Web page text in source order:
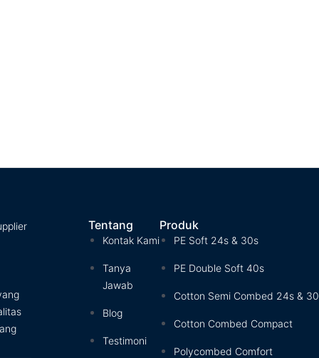
Tentang
Kontak Kami
Tanya
Jawab
Blog
Testimoni
Produk
PE Soft 24s & 30s
PE Double Soft 40s
Cotton Semi Combed 24s &
Cotton Combed Compact
Polycombed Comfort